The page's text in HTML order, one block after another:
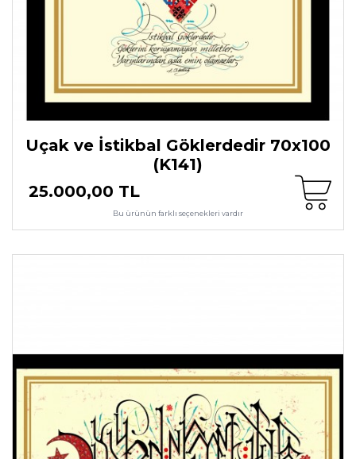
Uçak ve İstikbal Göklerdedir 70x100
(K141)
25.000,00 TL
Bu ürünün farklı seçenekleri vardır